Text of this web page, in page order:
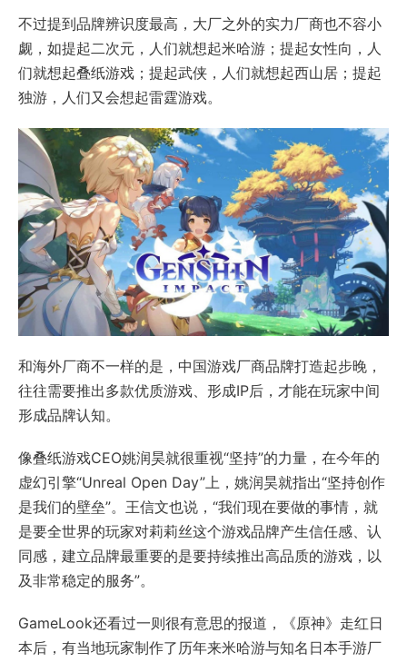
不过提到品牌辨识度最高，大厂之外的实力厂商也不容小
觑，如提起二次元，人们就想起米哈游；提起女性向，人
们就想起叠纸游戏；提起武侠，人们就想起西山居；提起
独游，人们又会想起雷霆游戏。
和海外厂商不一样的是，中国游戏厂商品牌打造起步晚，
往往需要推出多款优质游戏、形成IP后，才能在玩家中间
形成品牌认知。
像叠纸游戏CEO姚润昊就很重视“坚持”的力量，在今年的
虚幻引擎“Unreal Open Day”上，姚润昊就指出“坚持创作
是我们的壁垒”。王信文也说，“我们现在要做的事情，就
是要全世界的玩家对莉莉丝这个游戏品牌产生信任感、认
同感，建立品牌最重要的是要持续推出高品质的游戏，以
及非常稳定的服务”。
GameLook还看过一则很有意思的报道，《原神》走红日
本后，有当地玩家制作了历年来米哈游与知名日本手游厂